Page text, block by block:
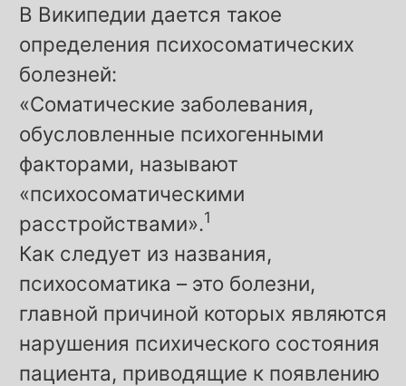
В Википедии дается такое
определения психосоматических
болезней:
«Соматические заболевания,
обусловленные психогенными
факторами, называют
«психосоматическими
расстройствами».1
Как следует из названия,
психосоматика – это болезни,
главной причиной которых являются
нарушения психического состояния
пациента, приводящие к появлению